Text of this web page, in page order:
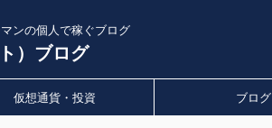
ンの個人で稼ぐブログ
）ブログ
仮想通貨・投資 ブログ